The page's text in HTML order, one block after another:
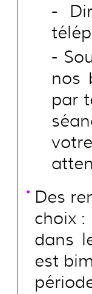
nos
par
Des
choix :
dans
est